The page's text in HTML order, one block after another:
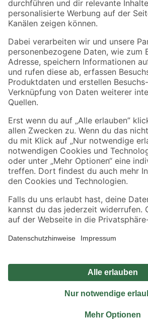
Folge uns
Zahlungsarten
Sicher einkaufen
Jetzt die toom-App herunterladen
Alle Preisangaben in EUR inkl. gesetzl. MwSt.. Die
Umständen nicht in allen Märkten verfügbar. Die
Produkte nur solange der Vorrat reicht.
*Paketversand ab 59 € versandkostenfrei, gilt nicht für Artikel
Privatsphäre Impressum
Nutzungsbedingungen
Widerrufsrecht
© 2026 toom Baumarkt GmbH